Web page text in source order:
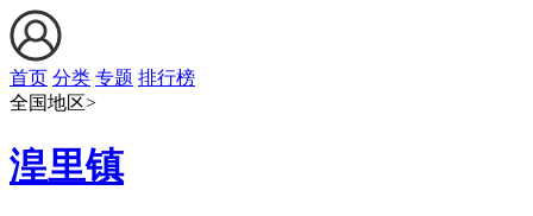
首页 分类 专题 排行榜
全国地区>
湟里镇